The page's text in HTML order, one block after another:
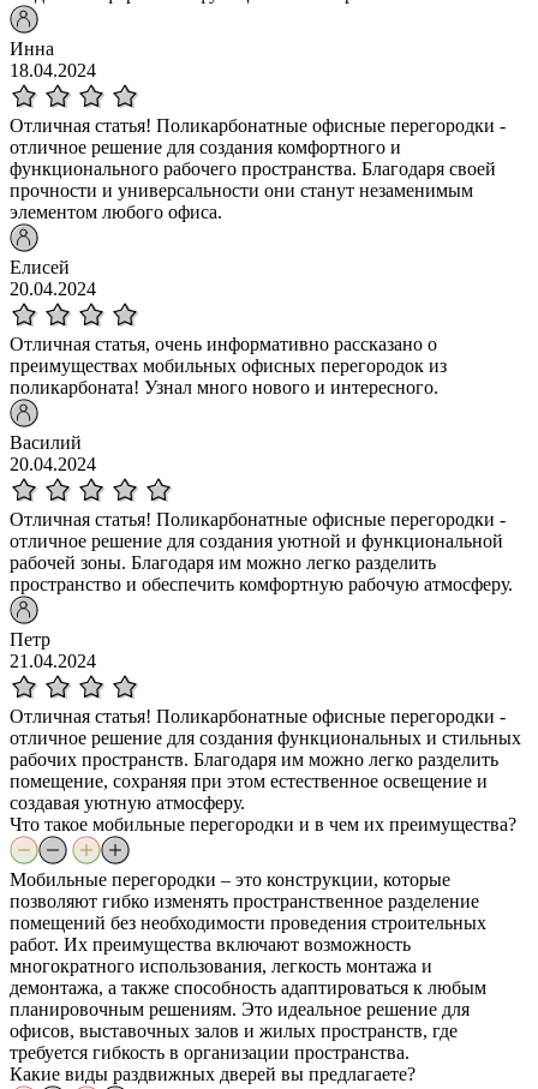
Инна
18.04.2024
Отличная статья! Поликарбонатные офисные перегородки -
отличное решение для создания комфортного и
функционального рабочего пространства. Благодаря своей
прочности и универсальности они станут незаменимым
элементом любого офиса.
Елисей
20.04.2024
Отличная статья, очень информативно рассказано о
преимуществах мобильных офисных перегородок из
поликарбоната! Узнал много нового и интересного.
Василий
20.04.2024
Отличная статья! Поликарбонатные офисные перегородки -
отличное решение для создания уютной и функциональной
рабочей зоны. Благодаря им можно легко разделить
пространство и обеспечить комфортную рабочую атмосферу.
Петр
21.04.2024
Отличная статья! Поликарбонатные офисные перегородки -
отличное решение для создания функциональных и стильных
рабочих пространств. Благодаря им можно легко разделить
помещение, сохраняя при этом естественное освещение и
создавая уютную атмосферу.
Что такое мобильные перегородки и в чем их преимущества?
Мобильные перегородки – это конструкции, которые
позволяют гибко изменять пространственное разделение
помещений без необходимости проведения строительных
работ. Их преимущества включают возможность
многократного использования, легкость монтажа и
демонтажа, а также способность адаптироваться к любым
планировочным решениям. Это идеальное решение для
офисов, выставочных залов и жилых пространств, где
требуется гибкость в организации пространства.
Какие виды раздвижных дверей вы предлагаете?